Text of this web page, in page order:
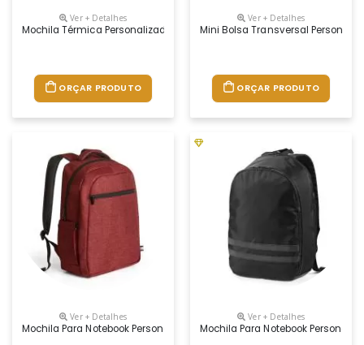
Ver + Detalhes
Mochila Térmica Personalizada
ORÇAR PRODUTO
Ver + Detalhes
Mini Bolsa Transversal
ORÇAR PRODUTO
Ver + Detalhes
Mochila Para Notebook Personalizada
Ver + Detalhes
Mochila Para Notebook